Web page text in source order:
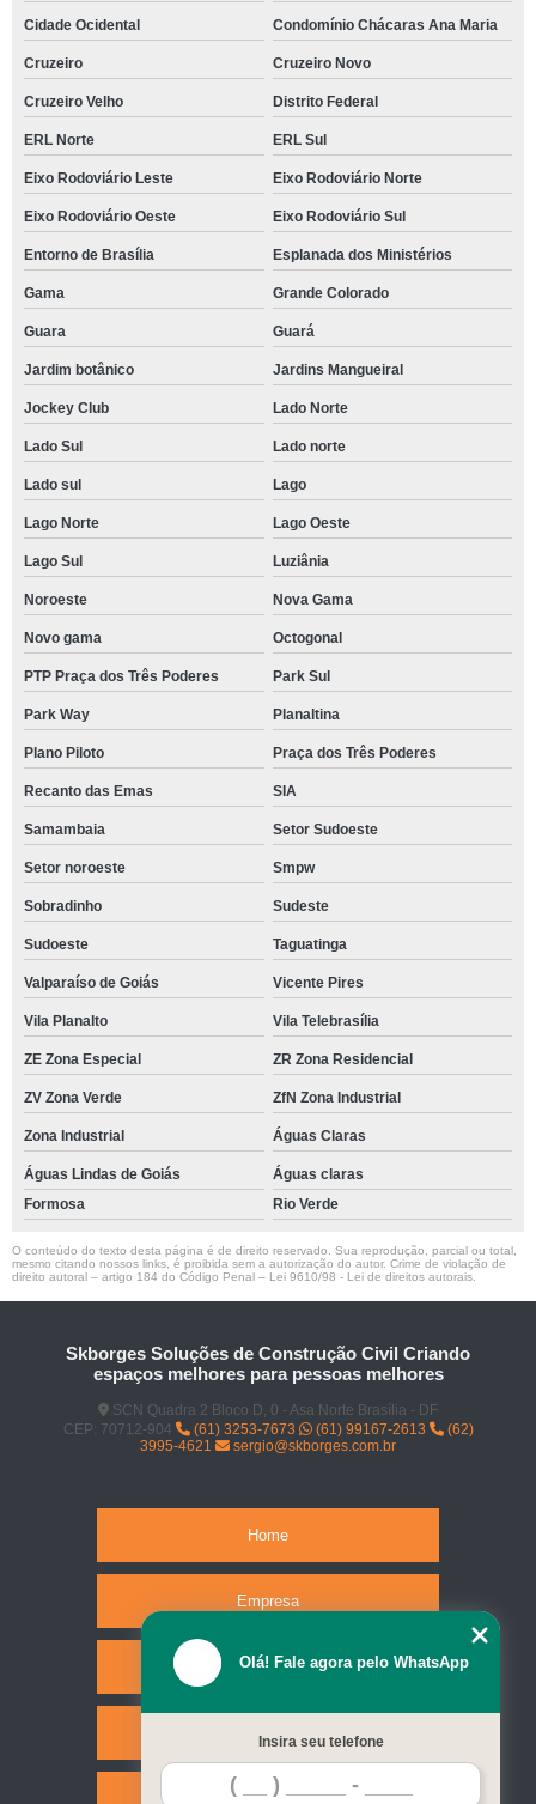
Cidade Ocidental Condomínio Chácaras Ana Maria
Cruzeiro Cruzeiro Novo
Cruzeiro Velho Distrito Federal
ERL Norte ERL Sul
Eixo Rodoviário Leste Eixo Rodoviário Norte
Eixo Rodoviário Oeste Eixo Rodoviário Sul
Entorno de Brasília Esplanada dos Ministérios
Gama Grande Colorado
Guara Guará
Jardim botânico Jardins Mangueiral
Jockey Club Lado Norte
Lado Sul Lado norte
Lado sul Lago
Lago Norte Lago Oeste
Lago Sul Luziânia
Noroeste Nova Gama
Novo gama Octogonal
PTP Praça dos Três Poderes Park Sul
Park Way Planaltina
Plano Piloto Praça dos Três Poderes
Recanto das Emas SIA
Samambaia Setor Sudoeste
Setor noroeste Smpw
Sobradinho Sudeste
Sudoeste Taguatinga
Valparaíso de Goiás Vicente Pires
Vila Planalto Vila Telebrasília
ZE Zona Especial ZR Zona Residencial
ZV Zona Verde ZfN Zona Industrial
Zona Industrial Águas Claras
Águas Lindas de Goiás
Águas claras
Formosa
Rio Verde
O conteúdo do texto desta página é de direito reservado. Sua reprodução, parcial ou total,
mesmo citando nossos links, é proibida sem a autorização do autor. Crime de violação de
direito autoral – artigo 184 do Código Penal – Lei 9610/98 - Lei de direitos autorais
Skborges Soluções de Construção Civil Criando
espaços melhores para pessoas melhores
SCN Quadra 2 Bloco D, 0 - Asa Norte Brasília - DF
CEP: 70712-904
(61) 3253-7673 (61) 99167-2613
(62)
3995-4621
sergio@skborges.com.br
Home
Empresa
Missão
Serviços
Contato
Olá! Fale agora pelo WhatsApp
Insira seu telefone